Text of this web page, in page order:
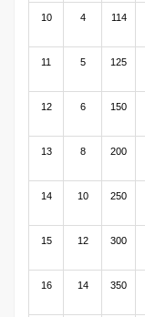
10 4 114
11 5 125
12 6 150
13 8 200
14 10 250
15 12 300
16 14 350